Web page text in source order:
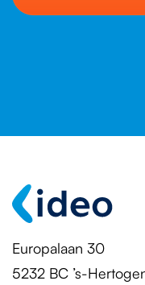
Europalaan 30
5232 BC ’s-